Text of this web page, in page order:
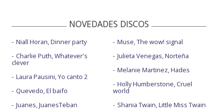
NOVEDADES DISCOS
Niall Horan, Dinner party
Charlie Puth, Whatever's
clever
Laura Pausini, Yo canto 2
Quevedo, El baifo
Juanes, JuanesTeban
Muse, The wow! signal
Julieta Venegas, Norteña
Melanie Martinez, Hades
Holly Humberstone, Cruel
world
Shania Twain, Little Miss Twain